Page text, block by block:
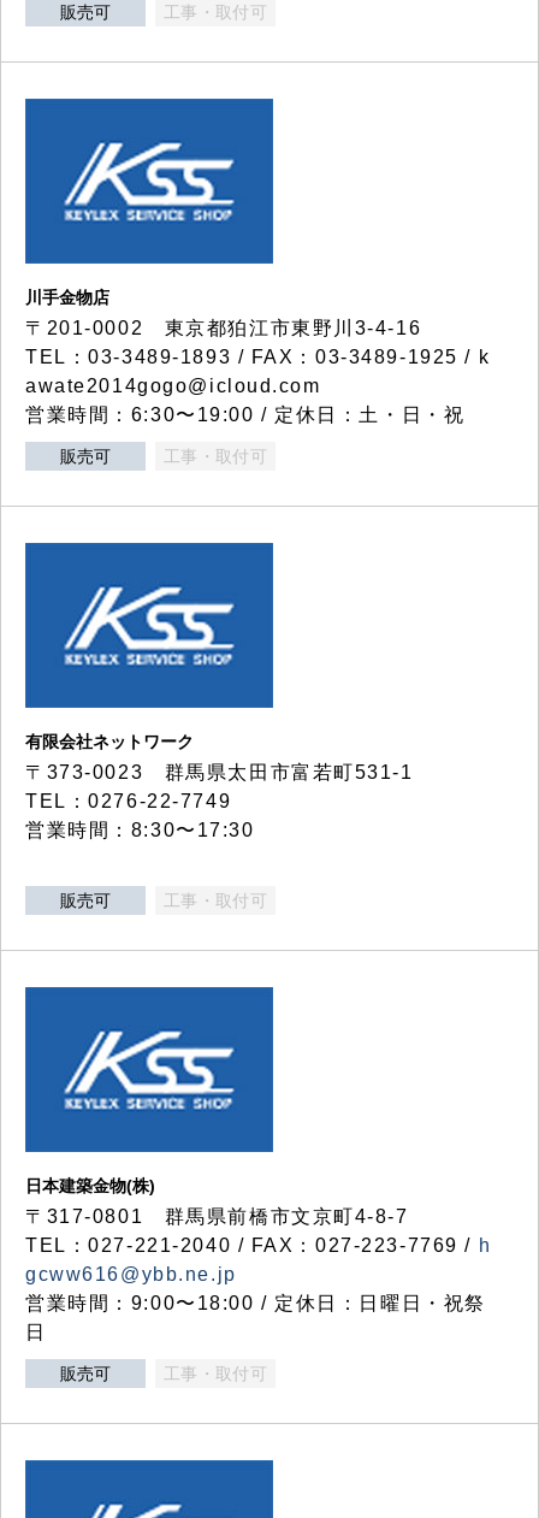
販売可 工事・取付可
川手金物店
〒201-0002 東京都狛江市東野川3-4-16
TEL：03-3489-1893 / FAX：03-3489-1925 / k
awate2014gogo@icloud.com
営業時間：6:30〜19:00 / 定休日：土・日・祝
販売可 工事・取付可
有限会社ネットワーク
〒373-0023 群馬県太田市富若町531-1
TEL：0276-22-7749
営業時間：8:30〜17:30
販売可 工事・取付可
日本建築金物(株)
〒317‐0801 群馬県前橋市文京町4-8-7
TEL：027-221-2040 / FAX：027-223-7769 / h
gcww616@ybb.ne.jp
営業時間：9:00〜18:00 / 定休日：日曜日・祝祭
日
販売可 工事・取付可